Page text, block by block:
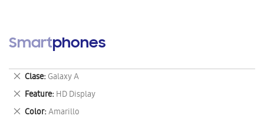
Smartphones
Clase Galaxy A
Eliminar
este
artículo
Feature HD Display
Eliminar
este
Color Amarillo
Eliminar